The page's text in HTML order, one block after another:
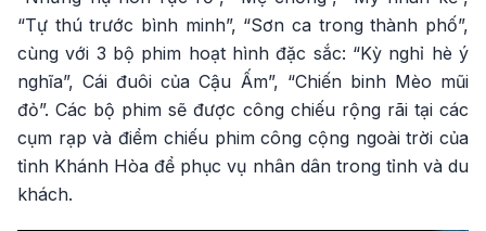
“Tự thú trước bình minh”, “Sơn ca trong thành phố”,
cùng với 3 bộ phim hoạt hình đặc sắc: “Kỳ nghỉ hè ý
nghĩa”, Cái đuôi của Cậu Ấm”, “Chiến binh Mèo mũi
đỏ”. Các bộ phim sẽ được công chiếu rộng rãi tại các
cụm rạp và điểm chiếu phim công cộng ngoài trời của
tỉnh Khánh Hòa để phục vụ nhân dân trong tỉnh và du
khách.